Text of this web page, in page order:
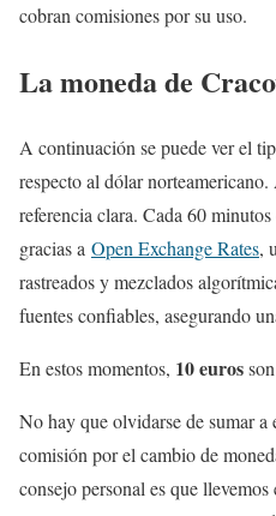
cobran comisiones por su uso.
La moneda de
A continuación se puede ver el
respecto al dólar norteamericano.
referencia clara. Cada 60
gracias a Open Exchange Rates,
rastreados y mezclados
fuentes confiables, asegurando
En estos momentos, 10 eurosson
No hay que olvidarse de sumar a
comisión por el cambio de
consejo personal es que